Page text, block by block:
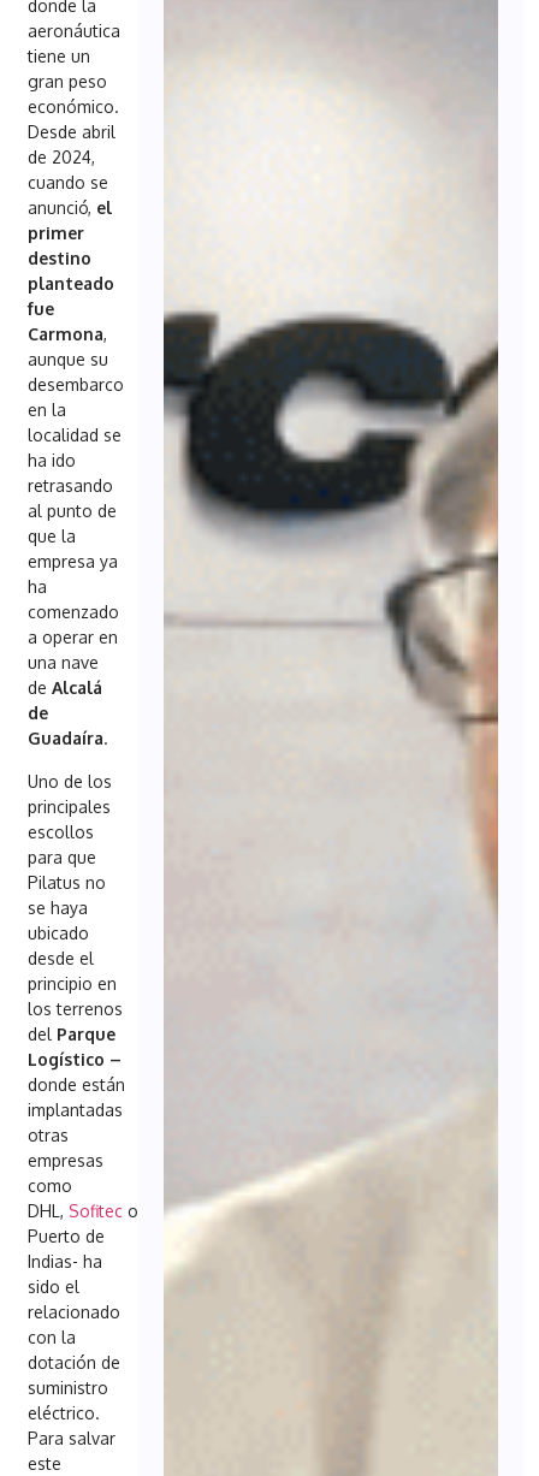
donde la
aeronáutica
tiene un
gran peso
económico.
Desde abril
de 2024,
cuando se
anunció, el
primer
destino
planteado
fue
Carmona,
aunque su
desembarco
en la
localidad se
ha ido
retrasando
al punto de
que la
empresa ya
ha
comenzado
a operar en
una nave
deAlcalá
de
Guadaíra.
Uno de los
principales
escollos
para que
Pilatus no
se haya
ubicado
desde el
principio en
los terrenos
del Parque
Logístico –
donde están
implantadas
otras
empresas
como
DHL, Sofiteco
Puerto de
Indias- ha
sido el
relacionado
con la
dotación de
suministro
eléctrico.
Para salvar
este